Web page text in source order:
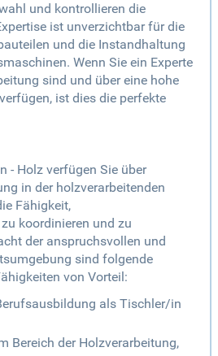
und kontrollieren die
ist unverzichtbar für die
und die Instandhaltung
Wenn Sie ein Experte
sind und über eine hohe
ist dies die perfekte
- Holz verfügen Sie über
in der holzverarbeitenden
Fähigkeit,
koordinieren und zu
der anspruchsvollen und
sind folgende
von Vorteil:
als Tischler/in
Bereich der Holzverarbeitung,